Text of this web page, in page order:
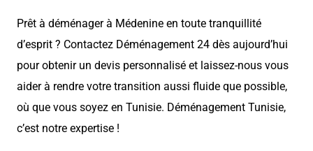
Prêt à déménager à Médenine en toute tranquillité
d’esprit ? Contactez Déménagement 24 dès aujourd’hui
pour obtenir un devis personnalisé et laissez-nous vous
aider à rendre votre transition aussi fluide que possible,
où que vous soyez en Tunisie. Déménagement Tunisie,
c’est notre expertise !